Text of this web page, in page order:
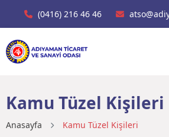
(0416) 216 46 46
Kamu Tüzel Kişileri
Anasayfa Kamu Tüzel Kişileri